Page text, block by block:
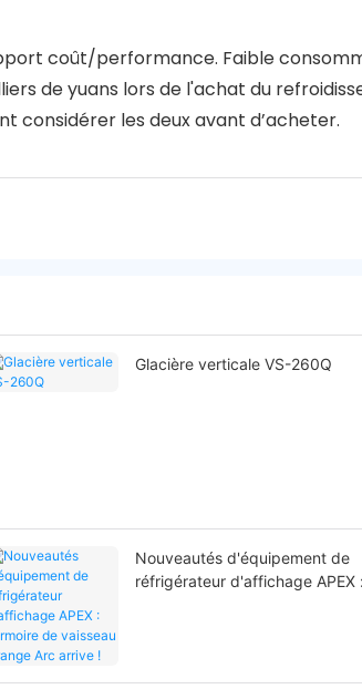
coût/performance. Faible
de yuans lors de l'achat du
considérer les deux avant d’acheter.
Glacière verticale VS-260Q
Nouveautés d'équipement de
réfrigérateur d'affichage APEX